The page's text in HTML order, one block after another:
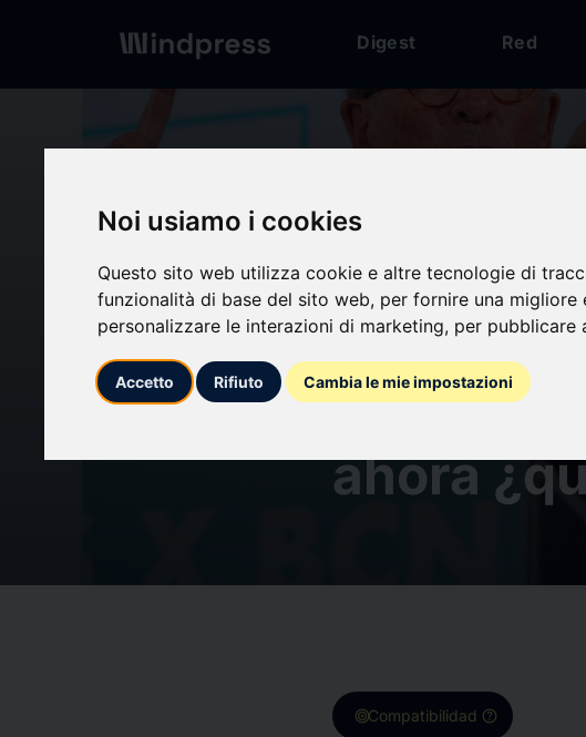
Noi usiamo i cookies
Questo sito web utilizza cookie e altre tecnologie di
funzionalità di base del sito web, per fornire una migliore
personalizzare le interazioni di marketing, per pubblicare
Accetto Rifiuto Cambia le mie impostazioni
Digest Red
calendar_today 31/05/2023
ahora
targetCompatibilidad help